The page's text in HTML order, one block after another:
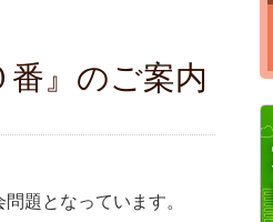
番』のご案内
題となっています。